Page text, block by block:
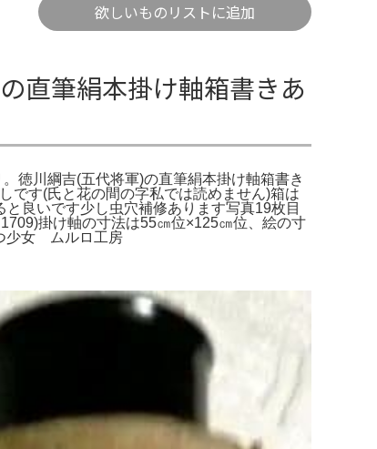
欲しいものリストに追加
直筆絹本掛け軸箱書きあ
徳川綱吉(五代将軍)の直筆絹本掛け軸箱書き
です(氏と花の間の字私では読めません)箱は
良いです少し虫穴補修あります写真19枚目
掛け軸の寸法は55㎝位×125㎝位、絵の寸
少女 ムルロ工房